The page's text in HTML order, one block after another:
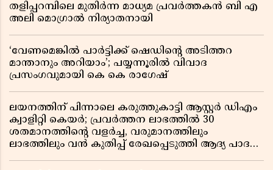
തളിപ്പറമ്പിലെ മുതിർന്ന മാധ്യമ പ്രവർത്തകൻ ബി എ
അലി മൊഗ്രാൽ നിര്യാതനായി
‘വേണമെങ്കിൽ പാർട്ടിക്ക് ഷെഡിൻ്റെ അടിത്തറ
മാന്താനും അറിയാം’; പയ്യന്നൂരിൽ വിവാദ
പ്രസംഗവുമായി കെ കെ രാഗേഷ്
ലയനത്തിന് പിന്നാലെ കരുത്തുകാട്ടി ആസ്റ്റർ ഡിഎം
ക്വാളിറ്റി കെയർ; പ്രവർത്തന ലാഭത്തിൽ 30
ശതമാനത്തിൻ്റെ വളർച്ച, വരുമാനത്തിലും
ലാഭത്തിലും വൻ കുതിപ്പ് രേഖപ്പെടുത്തി ആദ്യ പാദ